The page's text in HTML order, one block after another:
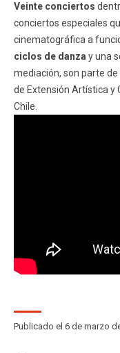
ESTUDIANTES
Veinte conciertos
conciertos especiales
cinematográfica a
ciclos de danza y una
mediación, son parte
de Extensión Artística y
Chile.
Publicado el 6 de marzo